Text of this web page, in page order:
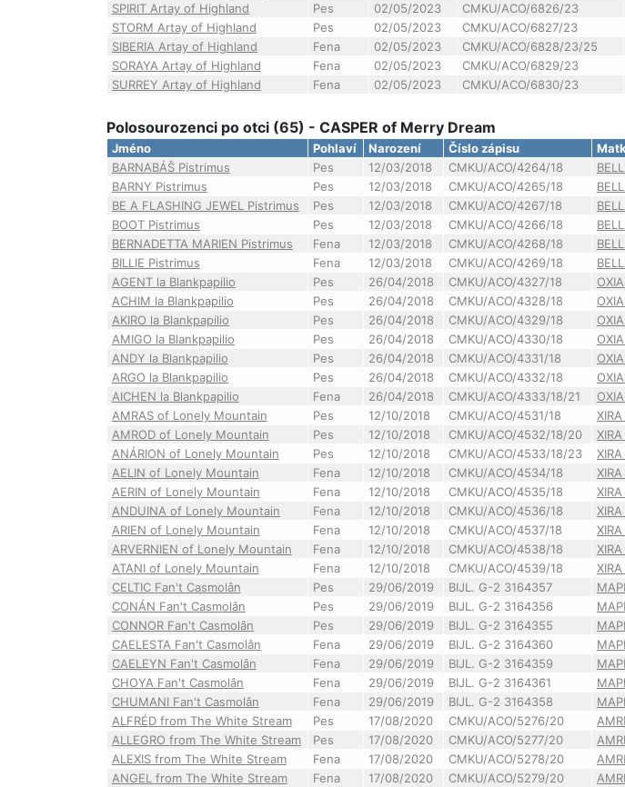
SPIRIT Artay of Highland
Pes 02/05/2023 CMKU/ACO/6826/23
STORM Artay of Highland
Pes 02/05/2023 CMKU/ACO/6827/23
SIBERIA Artay of Highland
Fena 02/05/2023 CMKU/ACO/6828/23/25
SORAYA Artay of Highland
Fena 02/05/2023 CMKU/ACO/6829/23
SURREY Artay of Highland
Fena 02/05/2023 CMKU/ACO/6830/23
Polosourozenci po otci (65) - CASPER of Merry Dream
Jméno Pohlaví Narození Číslo zápisu
BARNABÁŠ Pistrimus
Pes 12/03/2018 CMKU/ACO/4264/18
BARNY Pistrimus
Pes 12/03/2018 CMKU/ACO/4265/18
BE A FLASHING JEWEL Pistrimus
Pes 12/03/2018 CMKU/ACO/4267/18
BOOT Pistrimus
Pes 12/03/2018 CMKU/ACO/4266/18
BERNADETTA MARIEN Pistrimus
Fena 12/03/2018 CMKU/ACO/4268/18
BILLIE Pistrimus
Fena 12/03/2018 CMKU/ACO/4269/18
AGENT la Blankpapilio
Pes 26/04/2018 CMKU/ACO/4327/18
ACHIM la Blankpapilio
Pes 26/04/2018 CMKU/ACO/4328/18
AKIRO la Blankpapilio
Pes 26/04/2018 CMKU/ACO/4329/18
AMIGO la Blankpapilio
Pes 26/04/2018 CMKU/ACO/4330/18
ANDY la Blankpapilio
Pes 26/04/2018 CMKU/ACO/4331/18
ARGO la Blankpapilio
Pes 26/04/2018 CMKU/ACO/4332/18
AICHEN la Blankpapilio
Fena 26/04/2018 CMKU/ACO/4333/18/21
AMRAS of Lonely Mountain
Pes 12/10/2018 CMKU/ACO/4531/18
AMROD of Lonely Mountain
Pes 12/10/2018 CMKU/ACO/4532/18/20
ANÁRION of Lonely Mountain
Pes 12/10/2018 CMKU/ACO/4533/18/23
AELIN of Lonely Mountain
Fena 12/10/2018 CMKU/ACO/4534/18
AERIN of Lonely Mountain
Fena 12/10/2018 CMKU/ACO/4535/18
ANDUINA of Lonely Mountain
Fena 12/10/2018 CMKU/ACO/4536/18
ARIEN of Lonely Mountain
Fena 12/10/2018 CMKU/ACO/4537/18
ARVERNIEN of Lonely Mountain
Fena 12/10/2018 CMKU/ACO/4538/18
ATANI of Lonely Mountain
Fena 12/10/2018 CMKU/ACO/4539/18
CELTIC Fan't Casmolân
Pes 29/06/2019 BIJL. G-2 3164357
CONÁN Fan't Casmolân
Pes 29/06/2019 BIJL. G-2 3164356
CONNOR Fan't Casmolân
Pes 29/06/2019 BIJL. G-2 3164355
CAELESTA Fan't Casmolân
Fena 29/06/2019 BIJL. G-2 3164360
CAELEYN Fan't Casmolân
Fena 29/06/2019 BIJL. G-2 3164359
CHOYA Fan't Casmolân
Fena 29/06/2019 BIJL. G-2 3164361
CHUMANI Fan't Casmolân
Fena 29/06/2019 BIJL. G-2 3164358
ALFRÉD from The White Stream
Pes 17/08/2020 CMKU/ACO/5276/20
ALLEGRO from The White Stream
Pes 17/08/2020 CMKU/ACO/5277/20
ALEXIS from The White Stream
Fena 17/08/2020 CMKU/ACO/5278/20
ANGEL from The White Stream
Fena 17/08/2020 CMKU/ACO/5279/20